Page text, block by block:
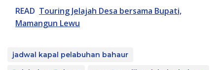
READ Touring Jelajah Desa bersama Bupati,
Mamangun Lewu
jadwal kapal pelabuhan bahaur